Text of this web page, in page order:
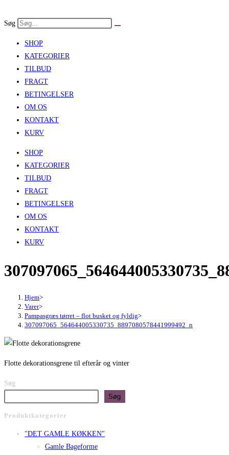
to
Søg
SHOP
KATEGORIER
TILBUD
FRAGT
BETINGELSER
OM OS
KONTAKT
KURV
SHOP
KATEGORIER
TILBUD
FRAGT
BETINGELSER
OM OS
KONTAKT
KURV
Hjem>
Varer>
Pampasgræs tørret – flot busket og fyldig>
307097065_564644005330735_8897080578441999492_n
Flotte dekorationsgrene til efterår og vinter
Søg
Søg
Produktkategorier
"DET GAMLE KØKKEN"
Gamle Bageforme